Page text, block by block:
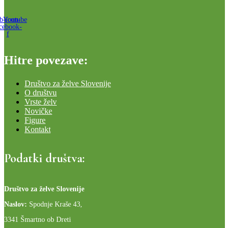
icon-
f
Youtube
Hitre povezave:
Društvo za želve Slovenije
O društvu
Vrste želv
Novičke
Figure
Kontakt
Podatki društva:
Društvo za želve Slovenije
Naslov: Spodnje Kraše 43,
3341 Šmartno ob Dreti